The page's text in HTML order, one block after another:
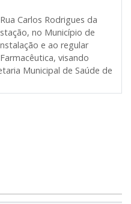
Carlos Rodrigues da
no Município de
e ao regular
visando
Municipal de Saúde de